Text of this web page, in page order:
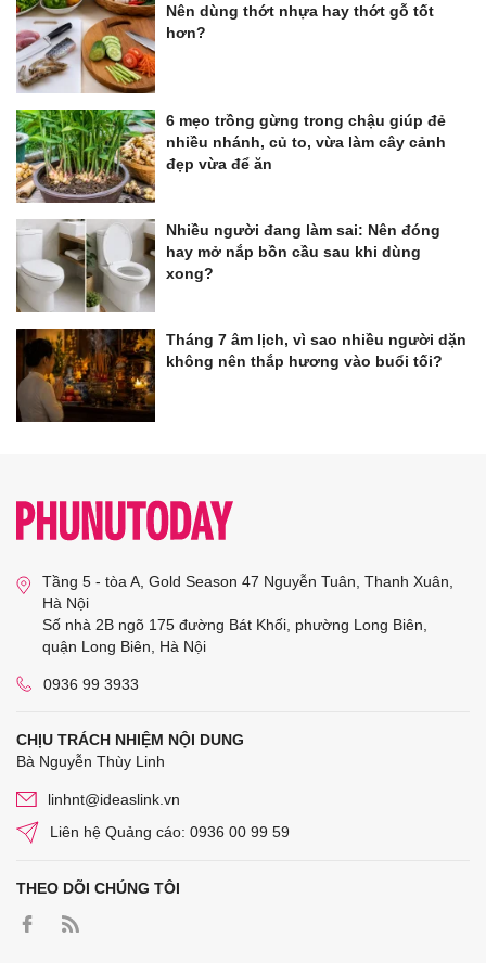
Nên dùng thớt nhựa hay thớt gỗ tốt
hơn?
6 mẹo trồng gừng trong chậu giúp đẻ
nhiều nhánh, củ to, vừa làm cây cảnh
đẹp vừa để ăn
Nhiều người đang làm sai: Nên đóng
hay mở nắp bồn cầu sau khi dùng
xong?
Tháng 7 âm lịch, vì sao nhiều người dặn
không nên thắp hương vào buổi tối?
Tầng 5 - tòa A, Gold Season 47 Nguyễn Tuân, Thanh Xuân,
Hà Nội
Số nhà 2B ngõ 175 đường Bát Khối, phường Long Biên,
quận Long Biên, Hà Nội
0936 99 3933
CHỊU TRÁCH NHIỆM NỘI DUNG
Bà Nguyễn Thùy Linh
linhnt@ideaslink.vn
Liên hệ Quảng cáo: 0936 00 99 59
THEO DÕI CHÚNG TÔI